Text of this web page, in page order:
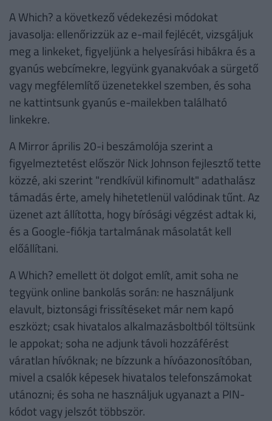
A Which? a következő védekezési módokat
javasolja: ellenőrizzük az e-mail fejlécét, vizsgáljuk
meg a linkeket, figyeljünk a helyesírási hibákra és a
gyanús webcímekre, legyünk gyanakvóak a sürgető
vagy megfélemlítő üzenetekkel szemben, és soha
ne kattintsunk gyanús e-mailekben található
linkekre.
A Mirror április 20-i beszámolója szerint a
figyelmeztetést először Nick Johnson fejlesztő tette
közzé, aki szerint "rendkívül kifinomult" adathalász
támadás érte, amely hihetetlenül valódinak tűnt. Az
üzenet azt állította, hogy bírósági végzést adtak ki,
és a Google-fiókja tartalmának másolatát kell
előállítani.
A Which? emellett öt dolgot említ, amit soha ne
tegyünk online bankolás során: ne használjunk
elavult, biztonsági frissítéseket már nem kapó
eszközt; csak hivatalos alkalmazásboltból töltsünk
le appokat; soha ne adjunk távoli hozzáférést
váratlan hívóknak; ne bízzunk a hívóazonosítóban,
mivel a csalók képesek hivatalos telefonszámokat
utánozni; és soha ne használjuk ugyanazt a PIN-
kódot vagy jelszót többször.